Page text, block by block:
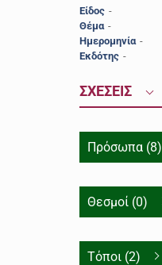
Είδος -
Θέμα -
Ημερομηνία -
Εκδότης -
ΣΧΕΣΕΙΣ
Πρόσωπα (8)
Θεσμοί (0)
Τόποι (2)